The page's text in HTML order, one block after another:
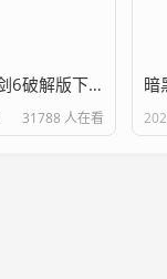
最新轩辕剑6破解版下载，畅玩单机大作不花钱！
31788 人在看